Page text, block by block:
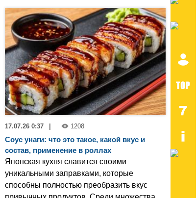
17.07.26 0:37 1208
Соус унаги: что это такое, какой вкус и
состав, применение в роллах
Японская кухня славится своими
уникальными заправками, которые
способны полностью преобразить вкус